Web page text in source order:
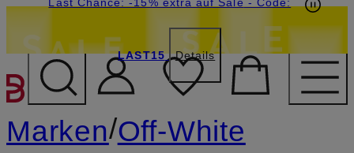
ZUM HAUPTINHALT
LAST15 Details
Marken/Off-White